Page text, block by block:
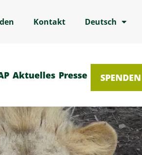
Kontakt Deutsch
Aktuelles Presse SPENDEN